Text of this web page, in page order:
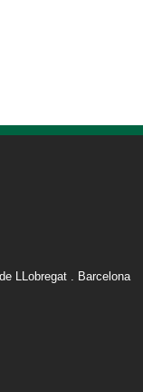
LLobregat . Barcelona